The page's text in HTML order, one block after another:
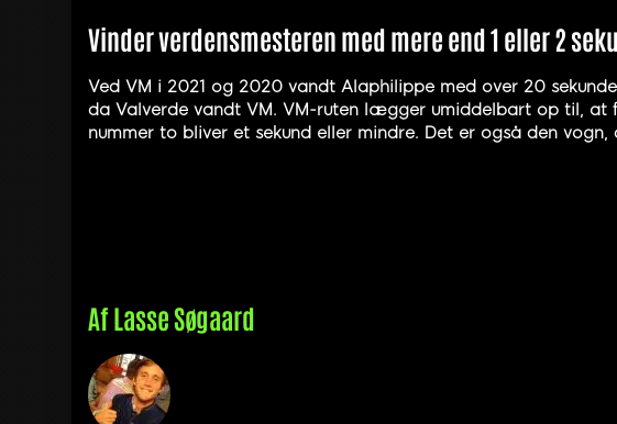
Vinder verdensmesteren med mere end 1 eller 2
Ved VM i 2021 og 2020 vandt Alaphilippe med over 20
da Valverde vandt VM. VM-ruten lægger umiddelbart op til, at
nummer to bliver et sekund eller mindre. Det er også den
AfLasse Søgaard